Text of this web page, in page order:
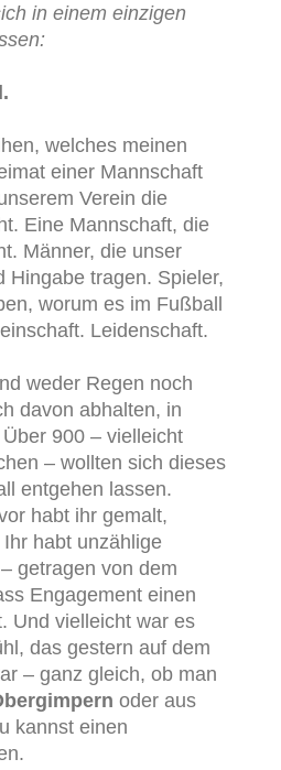
in einem einzigen
welches meinen
einer Mannschaft
Verein die
Eine Mannschaft, die
Männer, die unser
Hingabe tragen. Spieler,
worum es im Fußball
Leidenschaft.
weder Regen noch
davon abhalten, in
900 – vielleicht
– wollten sich dieses
entgehen lassen.
habt ihr gemalt,
habt unzählige
getragen von dem
Engagement einen
Und vielleicht war es
das gestern auf dem
– ganz gleich, ob man
oder aus
kannst einen